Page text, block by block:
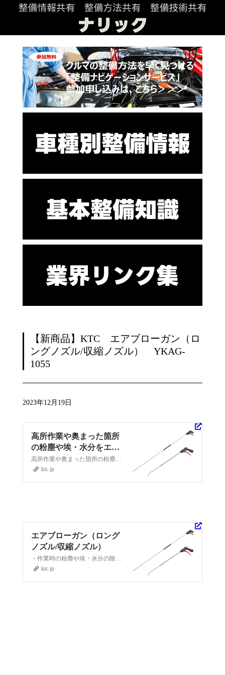
【新商品】KTC エアブローガン（ロ
ングノズル/収縮ノズル） YKAG-
1055
2023年12月19日
高所作業や奥まった箇所
の粉塵や埃・水分をエア
の力で素早く除去ロング
ノズルと伸縮ノズルの
「エアブローガン」発売 |
高所作業や奥まった箇所の粉塵や埃・水分をエアの力で素早く除去ロングノズルと伸縮ノズルの「エアブローガン」発売 | ＫＴＣツールオフィシャルサイト
ktc.jp
エアブローガン（ロング
ノズル/収縮ノズル）
・作業時の粉塵や埃・水分の除去に最適なエアブローガン。・コンバインの脱こく部や、カッター刃に付い…
ktc.jp